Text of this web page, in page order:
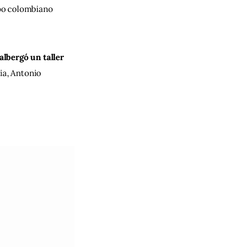
colombiano
un taller
Antonio